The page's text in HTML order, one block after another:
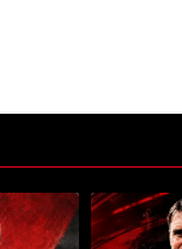
con el título "Rompe
Un artículo